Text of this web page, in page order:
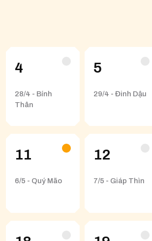
4
28/4 - Bính
Thân
5
29/4 - Đinh Dậu
11
6/5 - Quý Mão
12
7/5 - Giáp Thìn